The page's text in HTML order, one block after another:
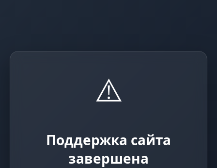
⚠️
Поддержка сайта
завершена